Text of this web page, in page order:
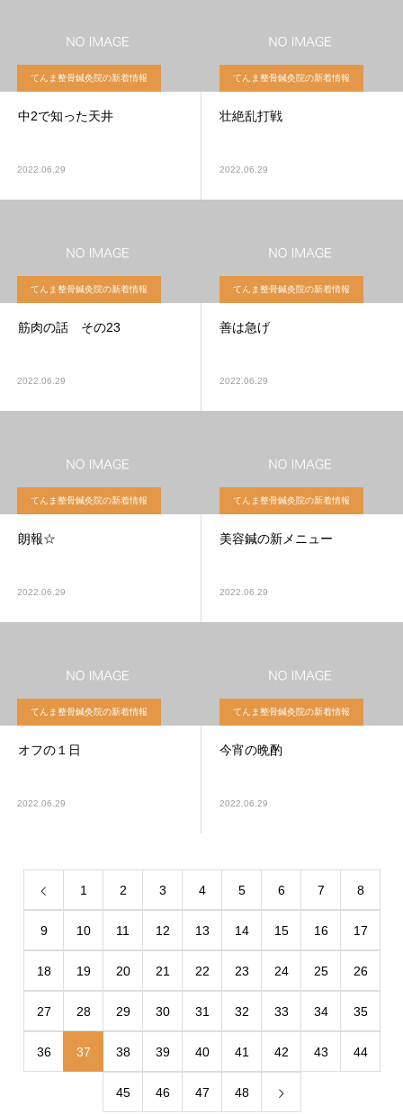
てんま整骨鍼灸院の新着情報
中2で知った天井
2022.06.29
てんま整骨鍼灸院の新着情報
壮絶乱打戦
2022.06.29
てんま整骨鍼灸院の新着情報
筋肉の話 その23
2022.06.29
てんま整骨鍼灸院の新着情報
善は急げ
2022.06.29
てんま整骨鍼灸院の新着情報
朗報☆
2022.06.29
てんま整骨鍼灸院の新着情報
美容鍼の新メニュー
2022.06.29
てんま整骨鍼灸院の新着情報
オフの１日
2022.06.29
てんま整骨鍼灸院の新着情報
今宵の晩酌
2022.06.29
1 2 3 4 5 6 7 8
9 10 11 12 13 14 15 16 17
18 19 20 21 22 23 24 25 26
27 28 29 30 31 32 33 34 35
36 37 38 39 40 41 42 43 44
45 46 47 48